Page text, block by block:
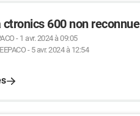
ctronics 600 non reconnue
- 1 avr. 2024 à 09:05
- 5 avr. 2024 à 12:54